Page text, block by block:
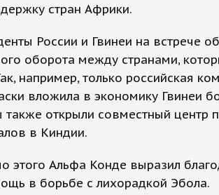
стран Африки.
России и Гвинеи на встрече
оборота между странами,
например, только российская
вложила в экономику Гвинеи
также открыли совместный центр
в Киндии.
этого Альфа Конде выразил
в борьбе с лихорадкой Эбола.